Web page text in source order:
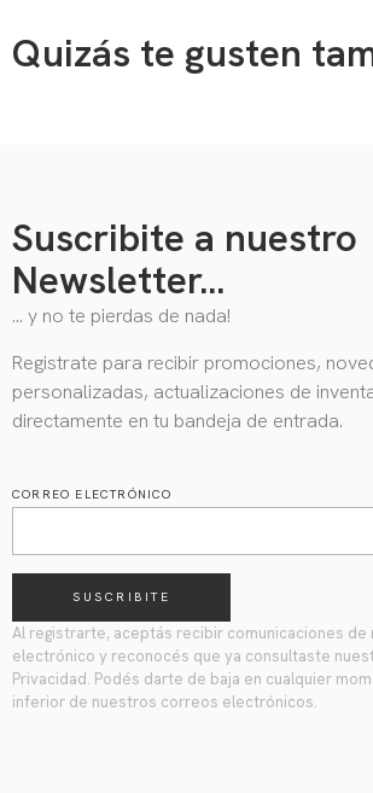
Quizás te gusten
Suscribite a nuestro
Newsletter...
… y no te pierdas de nada!
Registrate para recibir promociones,
personalizadas, actualizaciones de
directamente en tu bandeja de entrada.
CORREO ELECTRÓNICO
SUSCRIBITE
Al registrarte, aceptás recibir comunicaciones
electrónico y reconocés que ya consultaste
Privacidad. Podés darte de baja en cualquier
inferior de nuestros correos electrónicos.